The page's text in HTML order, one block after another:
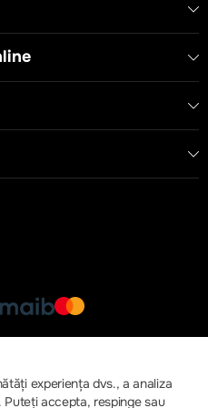
ECOM
experiența dvs., a analiza
accepta, respinge sau